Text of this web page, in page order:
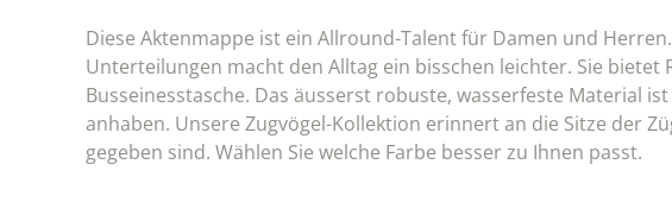
Diese Aktenmappe ist ein Allround-Talent für Damen und
Unterteilungen macht den Alltag ein bisschen leichter. Sie
Busseinesstasche. Das äusserst robuste, wasserfeste Material
anhaben. Unsere Zugvögel-Kollektion erinnert an die Sitze der
gegeben sind. Wählen Sie welche Farbe besser zu Ihnen passt.